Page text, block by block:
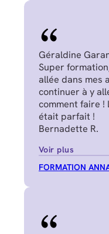
Géraldine
Super
allée dans mes
continuer à y
comment faire !
était parfait !
Bernadette R.
Voir plus
FORMATION